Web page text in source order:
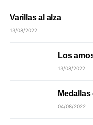
Varillas al alza
13/08/2022
Los
13/08/2022
04/08/2022